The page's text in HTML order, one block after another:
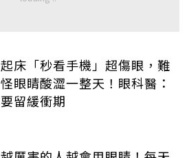
起床「秒看手機」超傷眼，難
怪眼睛酸澀一整天！眼科醫：
要留緩衝期